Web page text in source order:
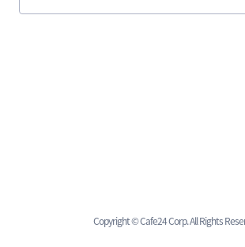
Copyright © Cafe24 Corp. All Rights